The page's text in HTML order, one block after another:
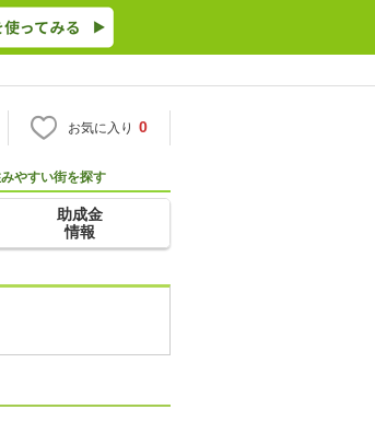
お気に入り 0
やすい街を探す
助成金
情報